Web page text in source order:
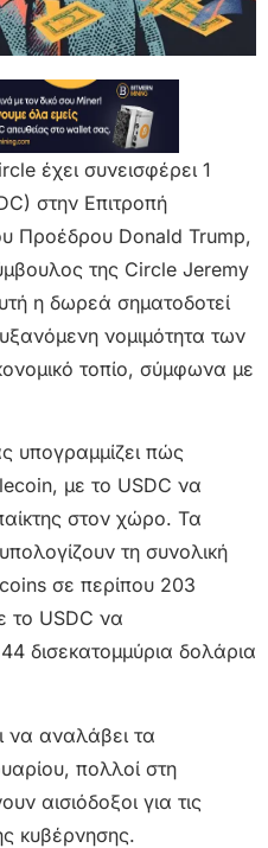
έχει συνεισφέρει 1
στην Επιτροπή
Προέδρου Donald Trump,
της Circle Jeremy
η δωρεά σηματοδοτεί
νομιμότητα των
τοπίο, σύμφωνα με
υπογραμμίζει πώς
με το USDC να
στον χώρο. Τα
τη συνολική
σε περίπου 203
το USDC να
δισεκατομμύρια δολάρια
να αναλάβει τα
πολλοί στη
αισιόδοξοι για τις
κυβέρνησης.